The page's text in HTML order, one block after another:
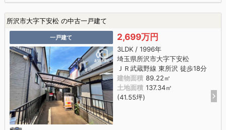
所沢市大字下安松 の中古一戸建て
一戸建て 2,699万円
3LDK / 1996年
埼玉県所沢市大字下安松
ＪＲ武蔵野線 東所沢 徒歩18分
建物面積 89.22㎡
土地面積 137.34㎡
(41.55坪)